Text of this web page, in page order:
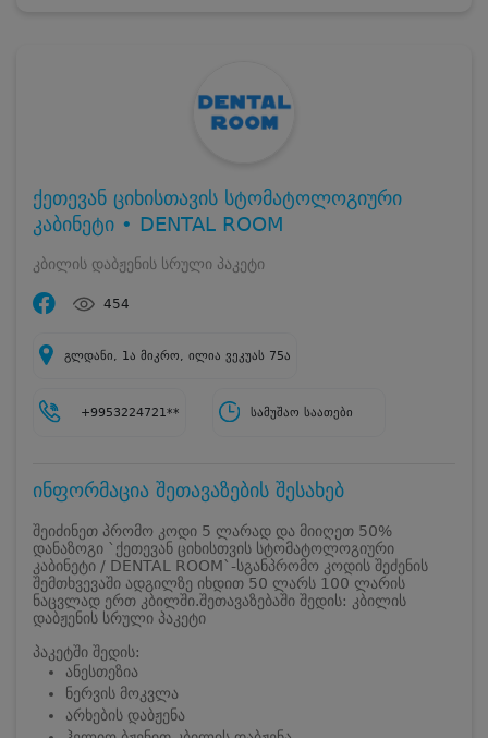
ქეთევან ციხისთავის სტომატოლოგიური
კაბინეტი • DENTAL ROOM
კბილის დაბჟენის სრული პაკეტი
454
გლდანი, 1ა მიკრო, ილია ვეკუას 75ა
+9953224721** სამუშაო საათები
ინფორმაცია შეთავაზების შესახებ
შეიძინეთ პრომო კოდი 5 ლარად და მიიღეთ 50%
დანაზოგი `ქეთევან ციხისთვის სტომატოლოგიური
კაბინეტი / DENTAL ROOM`-სგანპრომო კოდის შეძენის
შემთხვევაში ადგილზე იხდით 50 ლარს 100 ლარის
ნაცვლად ერთ კბილში.შეთავაზებაში შედის: კბილის
დაბჟენის სრული პაკეტი
პაკეტში შედის:
ანესთეზია
ნერვის მოკვლა
არხების დაბჟენა